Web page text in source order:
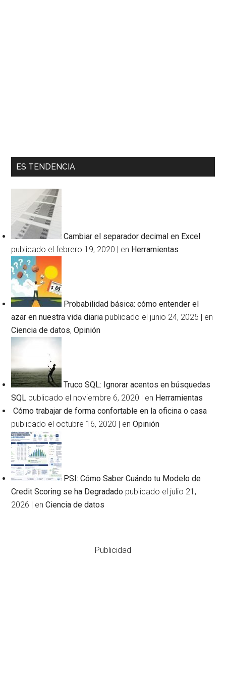
ES TENDENCIA
Cambiar el separador decimal en Excel
publicado el febrero 19, 2020
en Herramientas
Probabilidad básica: cómo entender el
azar en nuestra vida diaria publicado el junio 24, 2025
en
Ciencia de datos,Opinión
Truco SQL: Ignorar acentos en búsquedas
SQL publicado el noviembre 6, 2020 en Herramientas
Cómo trabajar de forma confortable en la oficina o casa
publicado el octubre 16, 2020
enOpinión
PSI: Cómo Saber Cuándo tu Modelo de
Credit Scoring se ha Degradado publicado el julio 21,
2026
enCiencia de datos
Publicidad